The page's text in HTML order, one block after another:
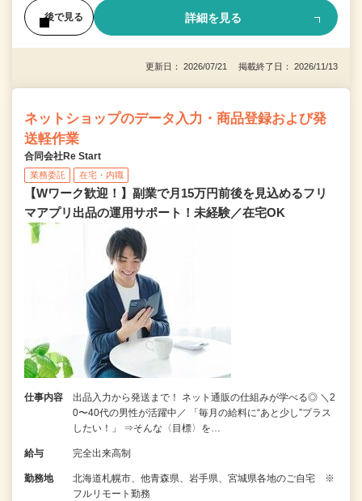
後で見る 詳細を見る
更新日： 2026/07/21 掲載終了日： 2026/11/13
ネットショップのデータ入力・商品登録および発
送軽作業
合同会社Re Start
業務委託 在宅・内職
【Wワーク歓迎！】副業で月15万円前後を見込めるフリ
マアプリ出品の運用サポート！未経験／在宅OK
仕事内容
出品入力から発送まで！ ネット通販の仕組みが学べる◎ ＼2
0〜40代の男性が活躍中／ 「毎月の給料に“あと少し”プラス
したい！」 ⇒そんな〈目標〉を…
給与 完全出来高制
勤務地
北海道札幌市、他青森県、岩手県、宮城県各地のご自宅 ※
フルリモート勤務